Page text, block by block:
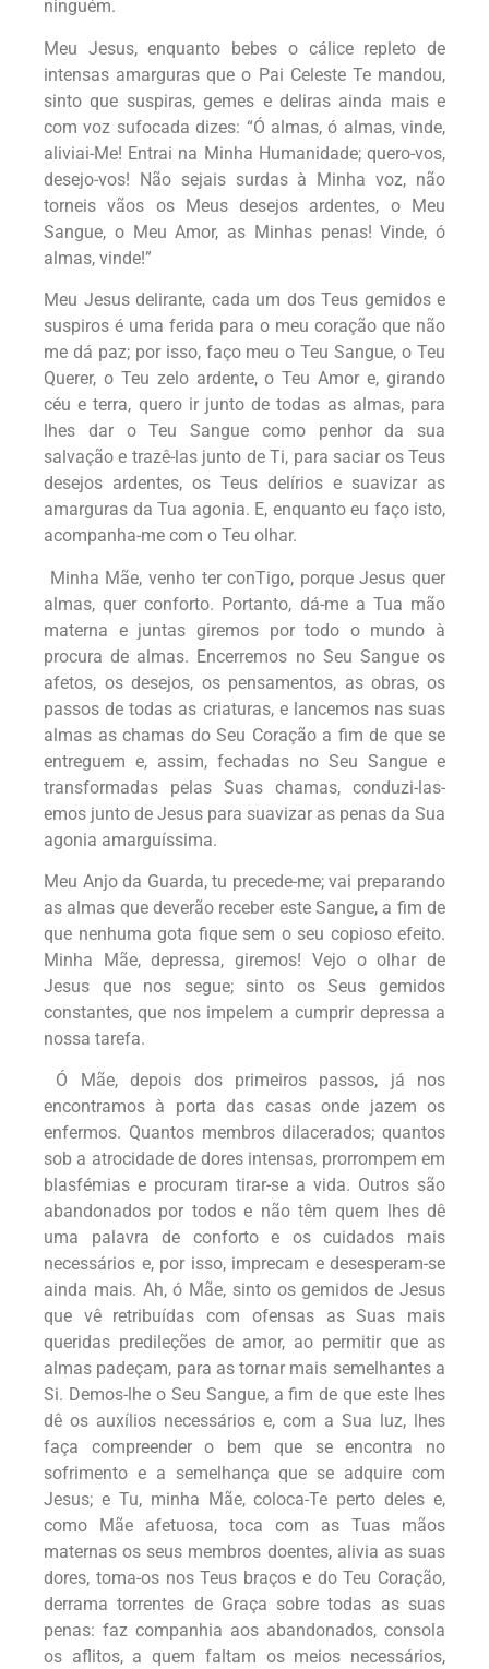
ninguém.
Meu Jesus, enquanto bebes o cálice repleto de
intensas amarguras que o Pai Celeste Te mandou,
sinto que suspiras, gemes e deliras ainda mais e
com voz sufocada dizes: “Ó almas, ó almas, vinde,
aliviai-Me! Entrai na Minha Humanidade; quero-vos,
desejo-vos! Não sejais surdas à Minha voz, não
torneis vãos os Meus desejos ardentes, o Meu
Sangue, o Meu Amor, as Minhas penas! Vinde, ó
almas, vinde!”
Meu Jesus delirante, cada um dos Teus gemidos e
suspiros é uma ferida para o meu coração que não
me dá paz; por isso, faço meu o Teu Sangue, o Teu
Querer, o Teu zelo ardente, o Teu Amor e, girando
céu e terra, quero ir junto de todas as almas, para
lhes dar o Teu Sangue como penhor da sua
salvação e trazê-las junto de Ti, para saciar os Teus
desejos ardentes, os Teus delírios e suavizar as
amarguras da Tua agonia. E, enquanto eu faço isto,
acompanha-me com o Teu olhar.
Minha Mãe, venho ter conTigo, porque Jesus quer
almas, quer conforto. Portanto, dá-me a Tua mão
materna e juntas giremos por todo o mundo à
procura de almas. Encerremos no Seu Sangue os
afetos, os desejos, os pensamentos, as obras, os
passos de todas as criaturas, e lancemos nas suas
almas as chamas do Seu Coração a fim de que se
entreguem e, assim, fechadas no Seu Sangue e
transformadas pelas Suas chamas, conduzi-las-
emos junto de Jesus para suavizar as penas da Sua
agonia amarguíssima.
Meu Anjo da Guarda, tu precede-me; vai preparando
as almas que deverão receber este Sangue, a fim de
que nenhuma gota fique sem o seu copioso efeito.
Minha Mãe, depressa, giremos! Vejo o olhar de
Jesus que nos segue; sinto os Seus gemidos
constantes, que nos impelem a cumprir depressa a
nossa tarefa.
Ó Mãe, depois dos primeiros passos, já nos
encontramos à porta das casas onde jazem os
enfermos. Quantos membros dilacerados; quantos
sob a atrocidade de dores intensas, prorrompem em
blasfémias e procuram tirar-se a vida. Outros são
abandonados por todos e não têm quem lhes dê
uma palavra de conforto e os cuidados mais
necessários e, por isso, imprecam e desesperam-se
ainda mais. Ah, ó Mãe, sinto os gemidos de Jesus
que vê retribuídas com ofensas as Suas mais
queridas predileções de amor, ao permitir que as
almas padeçam, para as tornar mais semelhantes a
Si. Demos-lhe o Seu Sangue, a fim de que este lhes
dê os auxílios necessários e, com a Sua luz, lhes
faça compreender o bem que se encontra no
sofrimento e a semelhança que se adquire com
Jesus; e Tu, minha Mãe, coloca-Te perto deles e,
como Mãe afetuosa, toca com as Tuas mãos
maternas os seus membros doentes, alivia as suas
dores, toma-os nos Teus braços e do Teu Coração,
derrama torrentes de Graça sobre todas as suas
penas: faz companhia aos abandonados, consola
os aflitos, a quem faltam os meios necessários,